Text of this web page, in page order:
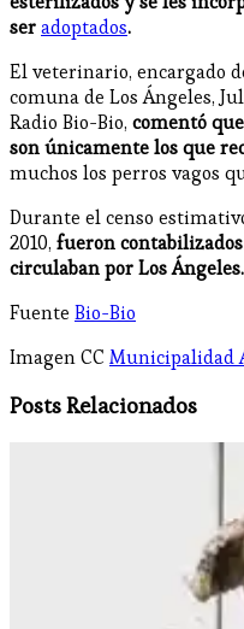
seradoptados.
El veterinario, encargado
comuna de Los Ángeles,
Radio Bio-Bio, comentó
son únicamente los que
muchos los perros vagos
Durante el censo
2010, fueron
circulaban por Los Ángeles.
Fuente Bio-Bio
Imagen CC Municipalidad
Posts Relacionados